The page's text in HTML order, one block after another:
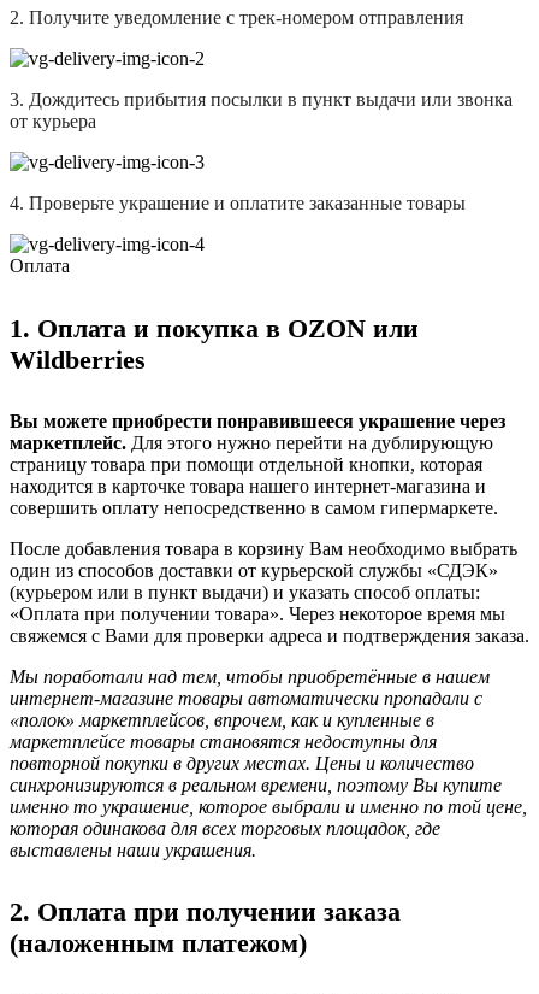
2. Получите уведомление с трек-номером отправления
3. Дождитесь прибытия посылки в пункт выдачи или звонка
от курьера
4. Проверьте украшение и оплатите заказанные товары
Оплата
1. Оплата и покупка в OZON или
Wildberries
Вы можете приобрести понравившееся украшение через
маркетплейс. Для этого нужно перейти на дублирующую
страницу товара при помощи отдельной кнопки, которая
находится в карточке товара нашего интернет-магазина и
совершить оплату непосредственно в самом гипермаркете.
После добавления товара в корзину Вам необходимо выбрать
один из способов доставки от курьерской службы «СДЭК»
(курьером или в пункт выдачи) и указать способ оплаты:
«Оплата при получении товара». Через некоторое время мы
свяжемся с Вами для проверки адреса и подтверждения заказа.
Мы поработали над тем, чтобы приобретённые в нашем
интернет-магазине товары автоматически пропадали с
«полок» маркетплейсов, впрочем, как и купленные в
маркетплейсе товары становятся недоступны для
повторной покупки в других местах. Цены и количество
синхронизируются в реальном времени, поэтому Вы купите
именно то украшение, которое выбрали и именно по той цене,
которая одинакова для всех торговых площадок, где
выставлены наши украшения.
2. Оплата при получении заказа
(наложенным платежом)